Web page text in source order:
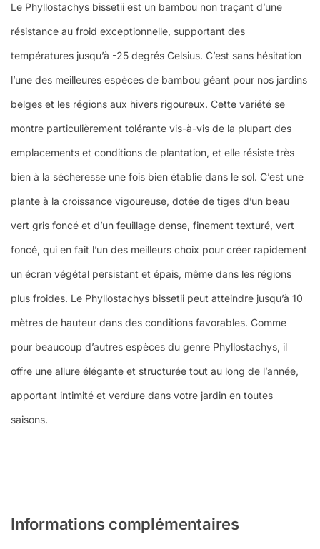
Le Phyllostachys bissetii est un bambou non traçant d’une
résistance au froid exceptionnelle, supportant des
températures jusqu’à -25 degrés Celsius. C’est sans hésitation
l’une des meilleures espèces de bambou géant pour nos jardins
belges et les régions aux hivers rigoureux. Cette variété se
montre particulièrement tolérante vis-à-vis de la plupart des
emplacements et conditions de plantation, et elle résiste très
bien à la sécheresse une fois bien établie dans le sol. C’est une
plante à la croissance vigoureuse, dotée de tiges d’un beau
vert gris foncé et d’un feuillage dense, finement texturé, vert
foncé, qui en fait l’un des meilleurs choix pour créer rapidement
un écran végétal persistant et épais, même dans les régions
plus froides. Le Phyllostachys bissetii peut atteindre jusqu’à 10
mètres de hauteur dans des conditions favorables. Comme
pour beaucoup d’autres espèces du genre Phyllostachys, il
offre une allure élégante et structurée tout au long de l’année,
apportant intimité et verdure dans votre jardin en toutes
saisons.
Informations complémentaires